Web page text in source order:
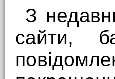
З
сайти,